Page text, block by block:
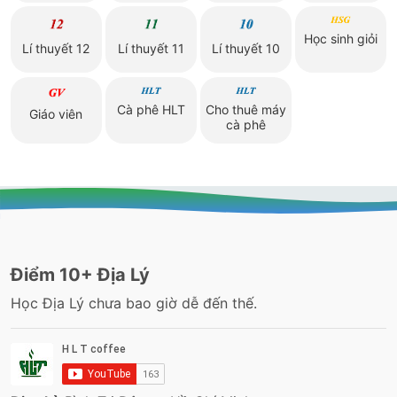
Lí thuyết 12 Lí thuyết 11 Lí thuyết 10
Học sinh giỏi
Giáo viên Cà phê HLT
Cho thuê máy
cà phê
Điểm 10+ Địa Lý
Học Địa Lý chưa bao giờ dễ đến thế.